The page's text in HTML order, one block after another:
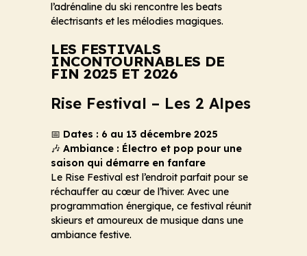
l’adrénaline du ski rencontre les beats
électrisants et les mélodies magiques.
LES FESTIVALS
INCONTOURNABLES DE
FIN 2025 ET 2026
Rise Festival – Les 2 Alpes
📅 Dates : 6 au 13 décembre 2025
🎶 Ambiance : Électro et pop pour une
saison qui démarre en fanfare
Le Rise Festival est l’endroit parfait pour se
réchauffer au cœur de l’hiver. Avec une
programmation énergique, ce festival réunit
skieurs et amoureux de musique dans une
ambiance festive.